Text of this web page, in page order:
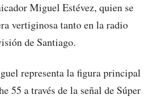
Miguel Estévez, quien se
vertiginosa tanto en la radio
de Santiago.
representa la figura principal
55 a través de la señal de Súper